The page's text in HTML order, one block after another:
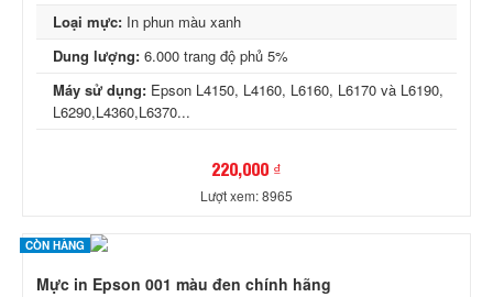
Loại mực: In phun màu xanh
Dung lượng: 6.000 trang độ phủ 5%
Máy sử dụng: Epson L4150, L4160, L6160, L6170 và L6190,
L6290,L4360,L6370...
220,000 ₫
Lượt xem: 8965
CÒN HÀNG
Mực in Epson 001 màu đen chính hãng